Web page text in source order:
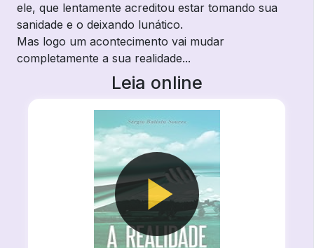
ele, que lentamente acreditou estar tomando sua
sanidade e o deixando lunático.
Mas logo um acontecimento vai mudar
completamente a sua realidade...
Leia online